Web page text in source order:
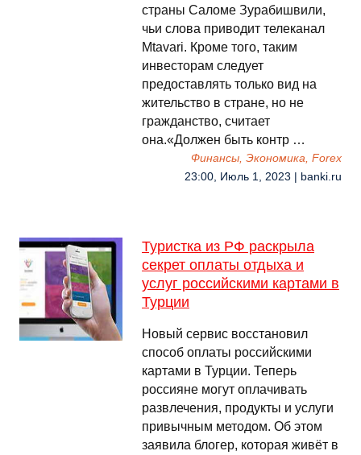
страны Саломе Зурабишвили,
чьи слова приводит телеканал
Mtavari. Кроме того, таким
инвесторам следует
предоставлять только вид на
жительство в стране, но не
гражданство, считает
она.«Должен быть контр …
Финансы, Экономика, Forex
23:00, Июль 1, 2023 | banki.ru
Туристка из РФ раскрыла
секрет оплаты отдыха и
услуг российскими картами в
Турции
Новый сервис восстановил
способ оплаты российскими
картами в Турции. Теперь
россияне могут оплачивать
развлечения, продукты и услуги
привычным методом. Об этом
заявила блогер, которая живёт в